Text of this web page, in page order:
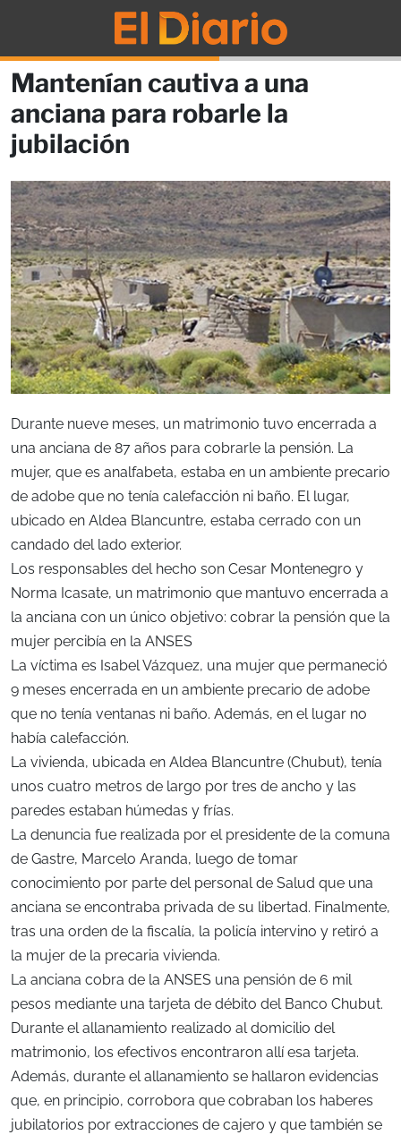
Mantenían cautiva a una
anciana para robarle la
jubilación
Durante nueve meses, un matrimonio tuvo encerrada a
una anciana de 87 años para cobrarle la pensión. La
mujer, que es analfabeta, estaba en un ambiente precario
de adobe que no tenía calefacción ni baño. El lugar,
ubicado en Aldea Blancuntre, estaba cerrado con un
candado del lado exterior.
Los responsables del hecho son Cesar Montenegro y
Norma Icasate, un matrimonio que mantuvo encerrada a
la anciana con un único objetivo: cobrar la pensión que la
mujer percibía en la ANSES
La víctima es Isabel Vázquez, una mujer que permaneció
9 meses encerrada en un ambiente precario de adobe
que no tenía ventanas ni baño. Además, en el lugar no
había calefacción.
La vivienda, ubicada en Aldea Blancuntre (Chubut), tenía
unos cuatro metros de largo por tres de ancho y las
paredes estaban húmedas y frías.
La denuncia fue realizada por el presidente de la comuna
de Gastre, Marcelo Aranda, luego de tomar
conocimiento por parte del personal de Salud que una
anciana se encontraba privada de su libertad. Finalmente,
tras una orden de la fiscalía, la policía intervino y retiró a
la mujer de la precaria vivienda.
La anciana cobra de la ANSES una pensión de 6 mil
pesos mediante una tarjeta de débito del Banco Chubut.
Durante el allanamiento realizado al domicilio del
matrimonio, los efectivos encontraron allí esa tarjeta.
Además, durante el allanamiento se hallaron evidencias
que, en principio, corrobora que cobraban los haberes
jubilatorios por extracciones de cajero y que también se